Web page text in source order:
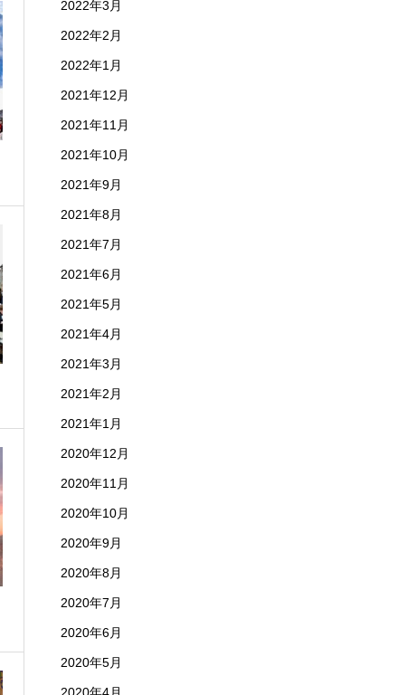
2022年3月
2022年2月
2022年1月
2021年12月
2021年11月
2021年10月
2021年9月
2021年8月
2021年7月
2021年6月
2021年5月
2021年4月
2021年3月
2021年2月
2021年1月
2020年12月
2020年11月
2020年10月
2020年9月
2020年8月
2020年7月
2020年6月
2020年5月